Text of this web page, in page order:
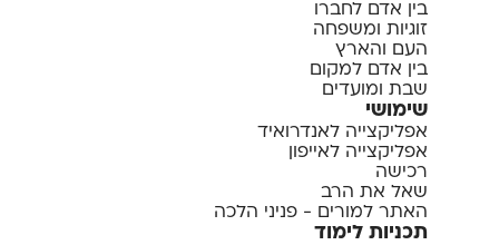
בין אדם לחברו
זוגיות ומשפחה
העם והארץ
בין אדם למקום
שבת ומועדים
שימושי
אפליקצייה לאנדרואיד
אפליקצייה לאייפון
רכישה
שאל את הרב
האתר למורים - פניני הלכה
תכניות לימוד